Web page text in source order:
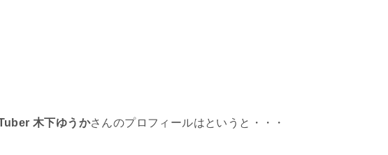
木下ゆうかさんのプロフィールはというと・・・